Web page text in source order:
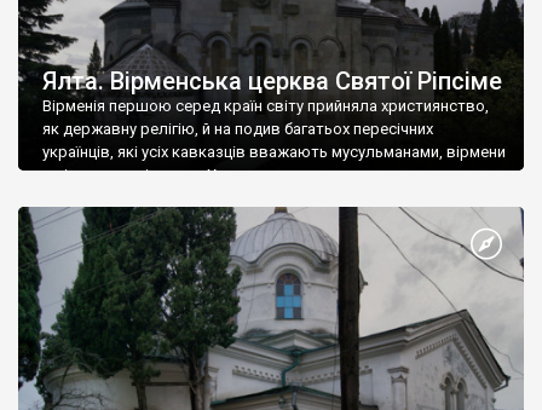
Ялта. Вірменська церква Святої Ріпсіме
Вірменія першою серед країн світу прийняла християнство,
як державну релігію, й на подив багатьох пересічних
українців, які усіх кавказців вважають мусульманами, вірмени
є відданими вірянами Христа